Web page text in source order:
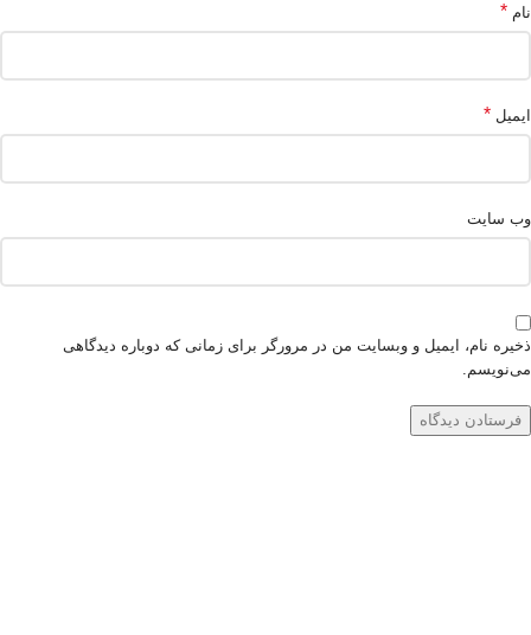
نام *
ایمیل *
وب‌ سایت
ذخیره نام، ایمیل و وبسایت من در مرورگر برای زمانی که دوباره دیدگاهی
می‌نویسم.